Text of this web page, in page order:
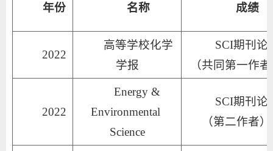
年份 名称 成绩
2022
高等学校化学
学报
SCI期刊论
（共同第一作
2022
Energy &
Environmental
Science
SCI期刊论
（第二作者）